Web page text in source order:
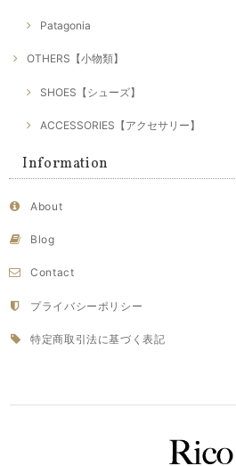
Patagonia
OTHERS【小物類】
SHOES【シューズ】
ACCESSORIES【アクセサリー】
Information
About
Blog
Contact
プライバシーポリシー
特定商取引法に基づく表記